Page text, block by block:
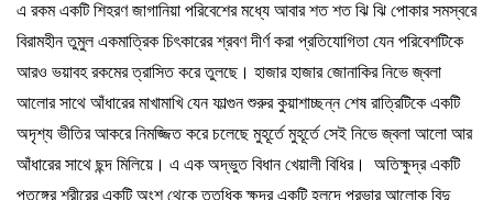
এ রকম একটি শিহরণ জাগানিয়া পরিবেশের মধ্যে আবার শত শত ঝি ঝি পোকার সমস্বরে
বিরামহীন তুমুল একমাত্রিক চিৎকারের শ্রবণ দীর্ণ করা প্রতিযোগিতা যেন পরিবেশটিকে
আরও ভয়াবহ রকমের ত্রাসিত করে তুলছে। হাজার হাজার জোনাকির নিভে জ্বলা
আলোর সাথে আঁধারের মাখামাখি যেন ফাল্গুন শুরুর কুয়াশাচ্ছন্ন শেষ রাত্রিটিকে একটি
অদৃশ্য ভীতির আকরে নিমজ্জিত করে চলেছে মুহূর্তে মুহূর্তে সেই নিভে জ্বলা আলো আর
আঁধারের সাথে ছন্দ মিলিয়ে। এ এক অদ্ভুত বিধান খেয়ালী বিধির। অতিক্ষুদ্র একটি
পতঙ্গের শরীরের একটি অংশ থেকে ততধিক ক্ষুদ্র একটি হলদে প্রভার আলোক বিন্দু